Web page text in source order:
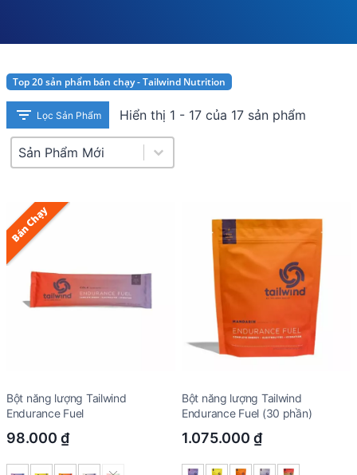
Top 20 sản phẩm bán chạy - Tailwind Nutrition
Lọc Sản Phẩm Hiển thị 1 - 17 của 17 sản phẩm
Product Sort
Sort content
Bán Chạy
Bột năng lượng Tailwind
Endurance Fuel
98.000 ₫
Bột năng lượng Tailwind
Endurance Fuel (30 phần)
1.075.000 ₫